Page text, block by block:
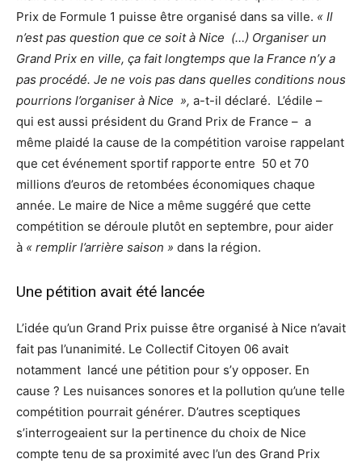
Prix de Formule 1 puisse être organisé dans sa ville. « Il
n’est pas question que ce soit à Nice (…) Organiser un
Grand Prix en ville, ça fait longtemps que la France n’y a
pas procédé. Je ne vois pas dans quelles conditions nous
pourrions l’organiser à Nice », a-t-il déclaré. L’édile –
qui est aussi président du Grand Prix de France – a
même plaidé la cause de la compétition varoise rappelant
que cet événement sportif rapporte entre 50 et 70
millions d’euros de retombées économiques chaque
année. Le maire de Nice a même suggéré que cette
compétition se déroule plutôt en septembre, pour aider
à « remplir l’arrière saison » dans la région.
Une pétition avait été lancée
L’idée qu’un Grand Prix puisse être organisé à Nice n’avait
fait pas l’unanimité. Le Collectif Citoyen 06 avait
notamment lancé une pétition pour s’y opposer. En
cause ? Les nuisances sonores et la pollution qu’une telle
compétition pourrait générer. D’autres sceptiques
s’interrogeaient sur la pertinence du choix de Nice
compte tenu de sa proximité avec l’un des Grand Prix